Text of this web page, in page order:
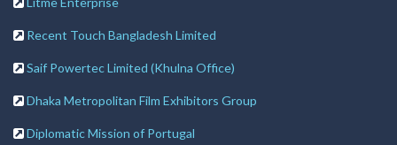
Recent Touch Bangladesh Limited
Saif Powertec Limited (Khulna Office)
Dhaka Metropolitan Film Exhibitors Group
Diplomatic Mission of Portugal